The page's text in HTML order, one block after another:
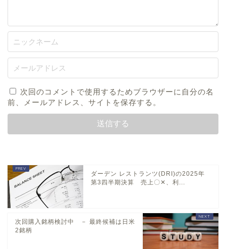
次回のコメントで使用するためブラウザーに自分の名
前、メールアドレス、サイトを保存する。
ダーデン レストランツ(DRI)の2025年
第3四半期決算 売上〇✕、利...
次回購入銘柄検討中 － 最終候補は日米
2銘柄